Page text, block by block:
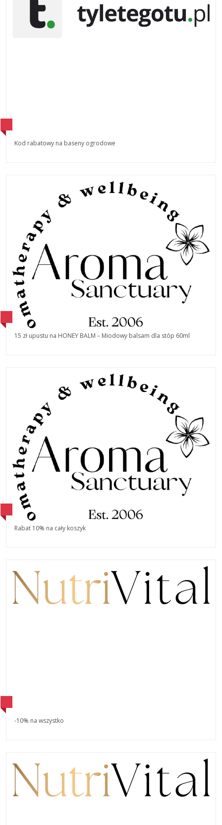
Kod rabatowy na baseny ogrodowe
15 zł upustu na HONEY BALM – Miodowy balsam dla stóp 60ml
Rabat 10% na cały koszyk
-10% na wszystko